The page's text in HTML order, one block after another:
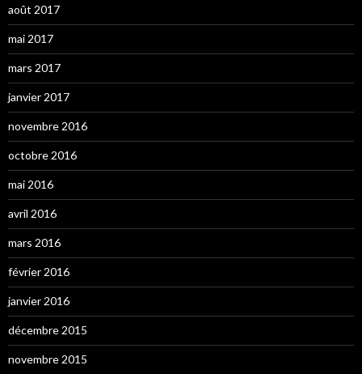
août 2017
mai 2017
mars 2017
janvier 2017
novembre 2016
octobre 2016
mai 2016
avril 2016
mars 2016
février 2016
janvier 2016
décembre 2015
novembre 2015